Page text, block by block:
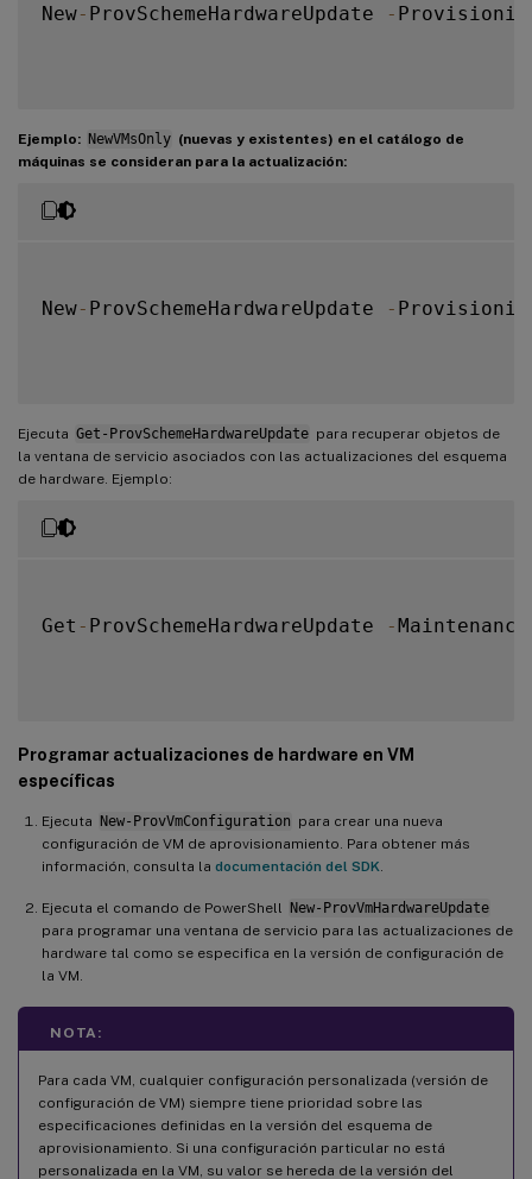
New- ProvSchemeHardwareUpdate -
Ejemplo: NewVMsOnly (nuevas y existentes) en el catálogo de
máquinas se consideran para la actualización:
New- ProvSchemeHardwareUpdate -
Ejecuta Get-ProvSchemeHardwareUpdate para recuperar objetos de
la ventana de servicio asociados con las actualizaciones del esquema
de hardware. Ejemplo:
Get - ProvSchemeHardwareUpdate -
Programar actualizaciones de hardware en VM
específicas
Ejecuta New-ProvVmConfiguration para crear una nueva
configuración de VM de aprovisionamiento. Para obtener más
información, consulta la documentación del SDK
Ejecuta el comando de PowerShell
New-ProvVmHardwareUpdate
para programar una ventana de servicio para las actualizaciones de
hardware tal como se especifica en la versión de configuración de
la VM.
NOTA:
Para cada VM, cualquier configuración personalizada (versión de
configuración de VM) siempre tiene prioridad sobre las
especificaciones definidas en la versión del esquema de
aprovisionamiento. Si una configuración particular no está
personalizada en la VM, su valor se hereda de la versión del